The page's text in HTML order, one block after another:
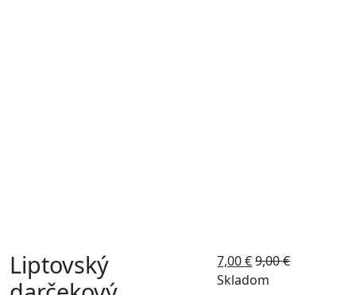
Liptovský
7,00€9,00€
Skladom